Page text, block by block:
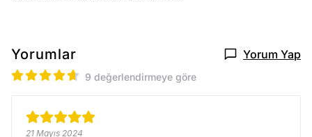
Yorumlar Yorum Yap
9 değerlendirmeye göre
21 Mayıs 2024